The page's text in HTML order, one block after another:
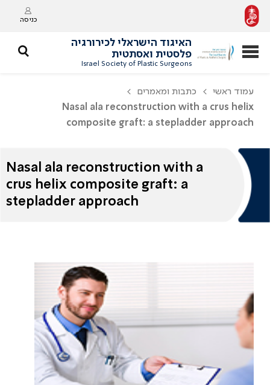
כניסה
האיגוד הישראלי לכירורגיה
פלסטית ואסתטית
Israel Society of Plastic Surgeons
עמוד ראשי
כתבות ומאמרים
Nasal ala reconstruction with a crus helix
composite graft: a stepladder approach
Nasal ala reconstruction with a
crus helix composite graft: a
stepladder approach